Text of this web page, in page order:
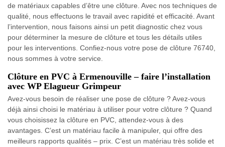
de matériaux capables d’être une clôture. Avec nos techniques de
qualité, nous effectuons le travail avec rapidité et efficacité. Avant
l’intervention, nous faisons ainsi un petit diagnostic chez vous
pour déterminer la mesure de clôture et tous les détails utiles
pour les interventions. Confiez-nous votre pose de clôture 76740,
nous sommes à votre service.
Clôture en PVC à Ermenouville – faire l’installation
avec WP Elagueur Grimpeur
Avez-vous besoin de réaliser une pose de clôture ? Avez-vous
déjà ainsi choisi le matériau à utiliser pour votre clôture ? Quand
vous choisissez la clôture en PVC, attendez-vous à des
avantages. C’est un matériau facile à manipuler, qui offre des
meilleurs rapports qualités – prix. C’est un matériau très solide et